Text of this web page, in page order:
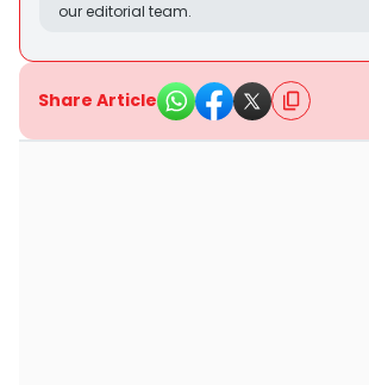
our editorial team.
Share Article